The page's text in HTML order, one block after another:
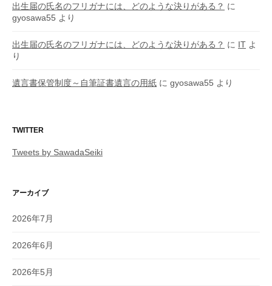
出生届の氏名のフリガナには、どのような決りがある？ に
gyosawa55 より
出生届の氏名のフリガナには、どのような決りがある？ に IT よ
り
遺言書保管制度～自筆証書遺言の用紙 に gyosawa55 より
TWITTER
Tweets by SawadaSeiki
アーカイブ
2026年7月
2026年6月
2026年5月